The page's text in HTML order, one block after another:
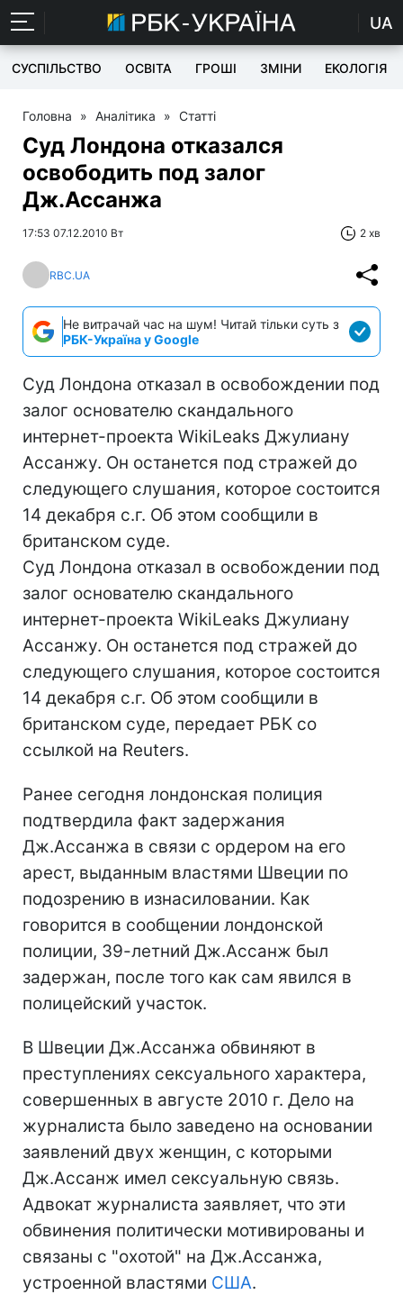
UA
СУСПІЛЬСТВО ОСВІТА ГРОШІ ЗМІНИ ЕКОЛОГІЯ
Головна » Аналітика » Статті
Суд Лондона отказался
освободить под залог
Дж.Ассанжа
17:53 07.12.2010 Вт 2 хв
RBC.UA
Не витрачай час на шум! Читай тільки суть з
РБК-Україна у Google
Суд Лондона отказал в освобождении под
залог основателю скандального
интернет-проекта WikiLeaks Джулиану
Ассанжу. Он останется под стражей до
следующего слушания, которое состоится
14 декабря с.г. Об этом сообщили в
британском суде.
Суд Лондона отказал в освобождении под
залог основателю скандального
интернет-проекта WikiLeaks Джулиану
Ассанжу. Он останется под стражей до
следующего слушания, которое состоится
14 декабря с.г. Об этом сообщили в
британском суде, передает РБК со
ссылкой на Reuters.
Ранее сегодня лондонская полиция
подтвердила факт задержания
Дж.Ассанжа в связи с ордером на его
арест, выданным властями Швеции по
подозрению в изнасиловании. Как
говорится в сообщении лондонской
полиции, 39-летний Дж.Ассанж был
задержан, после того как сам явился в
полицейский участок.
В Швеции Дж.Ассанжа обвиняют в
преступлениях сексуального характера,
совершенных в августе 2010 г. Дело на
журналиста было заведено на основании
заявлений двух женщин, с которыми
Дж.Ассанж имел сексуальную связь.
Адвокат журналиста заявляет, что эти
обвинения политически мотивированы и
связаны с "охотой" на Дж.Ассанжа,
устроенной властями США.